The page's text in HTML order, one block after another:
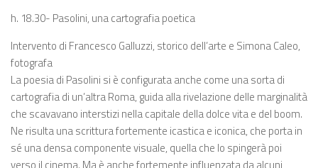
h. 18.30- Pasolini, una cartografia poetica
Intervento di Francesco Galluzzi, storico dell’arte e Simona Caleo,
fotografa
La poesia di Pasolini si è configurata anche come una sorta di
cartografia di un’altra Roma, guida alla rivelazione delle marginalità
che scavavano interstizi nella capitale della dolce vita e del boom.
Ne risulta una scrittura fortemente icastica e iconica, che porta in
sé una densa componente visuale, quella che lo spingerà poi